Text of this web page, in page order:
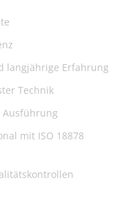
langjährige Erfahrung
Technik
mit ISO 18878